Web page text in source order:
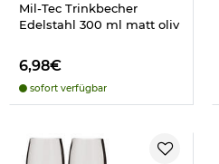
Mil-Tec Trinkbecher
Edelstahl 300 ml matt oliv
6,98€
sofort verfügbar